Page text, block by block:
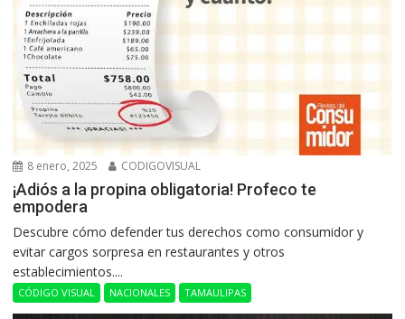
8 enero, 2025 CODIGOVISUAL
¡Adiós a la propina obligatoria! Profeco te
empodera
Descubre cómo defender tus derechos como consumidor y
evitar cargos sorpresa en restaurantes y otros
establecimientos....
CÓDIGO VISUAL NACIONALES TAMAULIPAS